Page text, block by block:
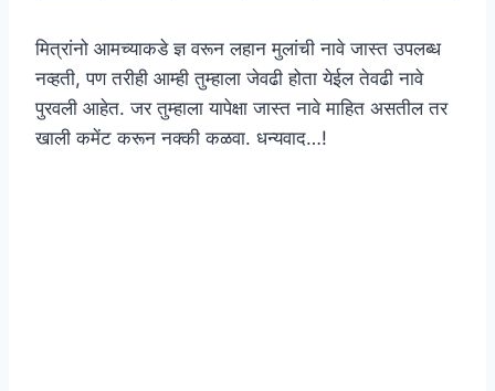
मित्रांनो आमच्याकडे ज्ञ वरून लहान मुलांची नावे जास्त उपलब्ध
नव्हती, पण तरीही आम्ही तुम्हाला जेवढी होता येईल तेवढी नावे
पुरवली आहेत. जर तुम्हाला यापेक्षा जास्त नावे माहित असतील तर
खाली कमेंट करून नक्की कळवा. धन्यवाद…!